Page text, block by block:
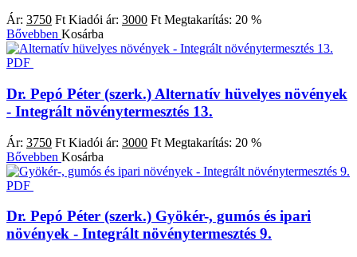
Ár: 3750 Ft Kiadói ár: 3000 Ft Megtakarítás: 20 %
Bővebben Kosárba
PDF
Dr. Pepó Péter (szerk.) Alternatív hüvelyes növények
- Integrált növénytermesztés 13.
Ár: 3750 Ft Kiadói ár: 3000 Ft Megtakarítás: 20 %
Bővebben Kosárba
PDF
Dr. Pepó Péter (szerk.) Gyökér-, gumós és ipari
növények - Integrált növénytermesztés 9.